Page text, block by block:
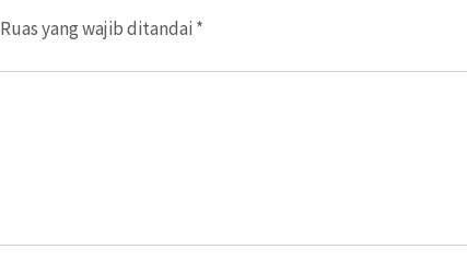
Ruas yang wajib ditandai *